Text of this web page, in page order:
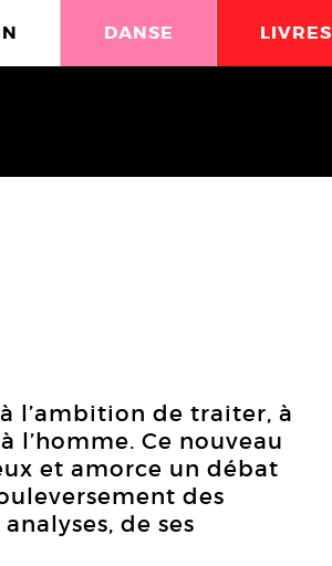
DANSE LIVRES
l’ambition de traiter, à
Ce nouveau
et amorce un débat
des
de ses